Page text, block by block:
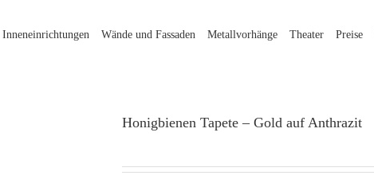
Inneneinrichtungen Wände und Fassaden Metallvorhänge Theater Preise
Honigbienen Tapete – Gold auf Anthrazit